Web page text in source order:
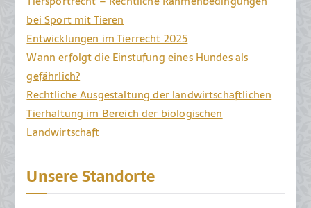
bei Sport mit Tieren
Entwicklungen im Tierrecht 2025
Wann erfolgt die Einstufung eines Hundes als
gefährlich?
Rechtliche Ausgestaltung der landwirtschaftlichen
Tierhaltung im Bereich der biologischen
Landwirtschaft
Unsere Standorte